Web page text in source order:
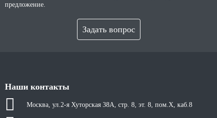
предложение.
Задать вопрос
Наши контакты
Москва, ул.2-я Хуторская 38А, стр. 8, эт. 8, пом.X, каб.8